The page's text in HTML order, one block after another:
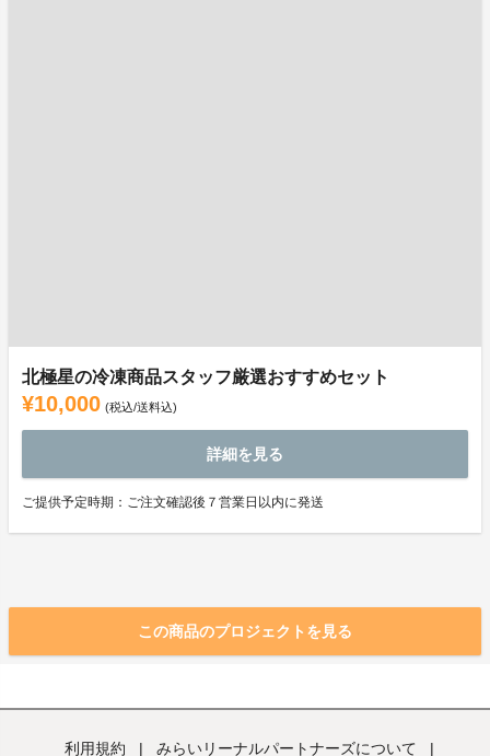
北極星の冷凍商品スタッフ厳選おすすめセット
¥10,000 (税込/送料込)
詳細を見る
ご提供予定時期：ご注文確認後７営業日以内に発送
この商品のプロジェクトを見る
利用規約 | みらいリーナルパートナーズについて |